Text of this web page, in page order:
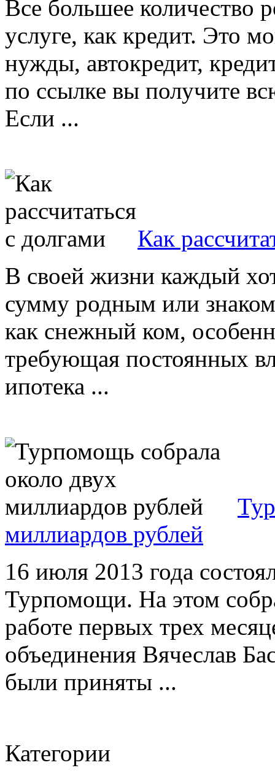
Все большее количество
услуге, как кредит. Это
нужды, автокредит,
по ссылке вы получите
Если ...
Как
В своей жизни каждый
сумму родным или
как снежный ком,
требующая постоянных
ипотека ...
миллиардов рублей
16 июля 2013 года
Турпомощи. На этом
работе первых трех
объединения Вячеслав
были приняты ...
Категории